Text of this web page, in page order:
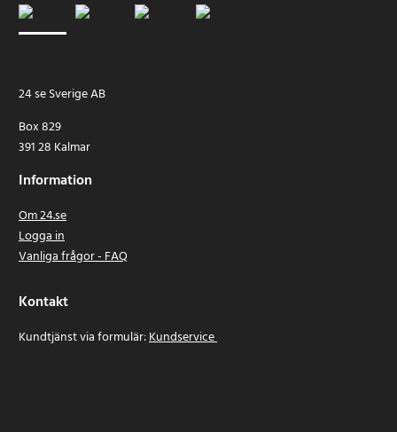
24 se Sverige AB
Box 829
391 28 Kalmar
Information
Om 24.se
Logga in
Vanliga frågor - FAQ
Kontakt
Kundtjänst via formulär:Kundservice